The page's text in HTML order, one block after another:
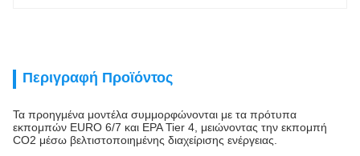
Περιγραφή Προϊόντος
Τα προηγμένα μοντέλα συμμορφώνονται με τα πρότυπα
εκπομπών EURO 6/7 και EPA Tier 4, μειώνοντας την εκπομπή
CO2 μέσω βελτιστοποιημένης διαχείρισης ενέργειας.